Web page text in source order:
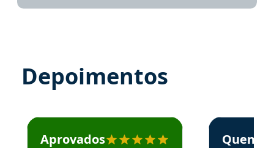
Depoimentos
Estudante José recomenda o Aprova Concursos em
Aprovados
Estudante
Quem